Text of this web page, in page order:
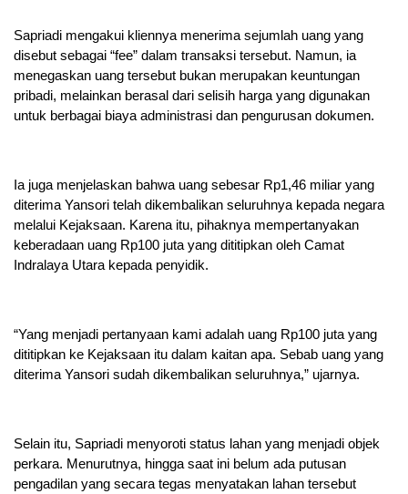
Sapriadi mengakui kliennya menerima sejumlah uang yang
disebut sebagai “fee” dalam transaksi tersebut. Namun, ia
menegaskan uang tersebut bukan merupakan keuntungan
pribadi, melainkan berasal dari selisih harga yang digunakan
untuk berbagai biaya administrasi dan pengurusan dokumen.
Ia juga menjelaskan bahwa uang sebesar Rp1,46 miliar yang
diterima Yansori telah dikembalikan seluruhnya kepada negara
melalui Kejaksaan. Karena itu, pihaknya mempertanyakan
keberadaan uang Rp100 juta yang dititipkan oleh Camat
Indralaya Utara kepada penyidik.
“Yang menjadi pertanyaan kami adalah uang Rp100 juta yang
dititipkan ke Kejaksaan itu dalam kaitan apa. Sebab uang yang
diterima Yansori sudah dikembalikan seluruhnya,” ujarnya.
Selain itu, Sapriadi menyoroti status lahan yang menjadi objek
perkara. Menurutnya, hingga saat ini belum ada putusan
pengadilan yang secara tegas menyatakan lahan tersebut